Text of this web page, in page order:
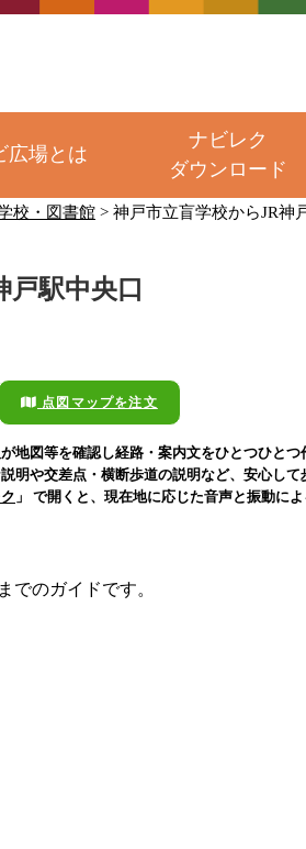
広場とは
ナビレク
ダウンロード
校・図書館 > 神戸市立盲学校からJR神
駅中央口
点図マップを注文
地図等を確認し経路・案内文をひとつひとつ
明や交差点・横断歩道の説明など、安心して
」 で開くと、現在地に応じた音声と振動に
でのガイドです。